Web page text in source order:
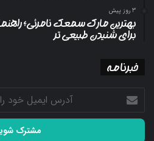
3 روز پیش
بهترین مارک سمعک نامرئی؛
برای شنیدن طبیعی تر
خبرنامه
آدرس
ایمیل
خود